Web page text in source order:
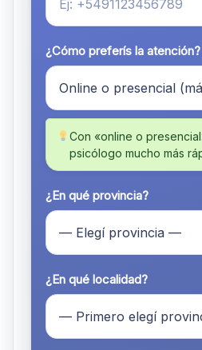
¿Cómo preferís la atención?
Con «online o
psicólogo mucho más
¿En qué provincia?
¿En qué localidad?